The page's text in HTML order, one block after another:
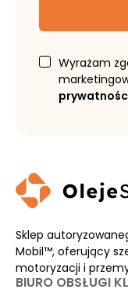
Wyrażam
Sklep
Mobil™, oferujący
motoryzacji i
BIURO OBSŁUGI